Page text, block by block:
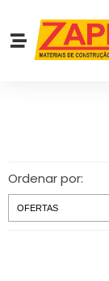
Ordenar por: